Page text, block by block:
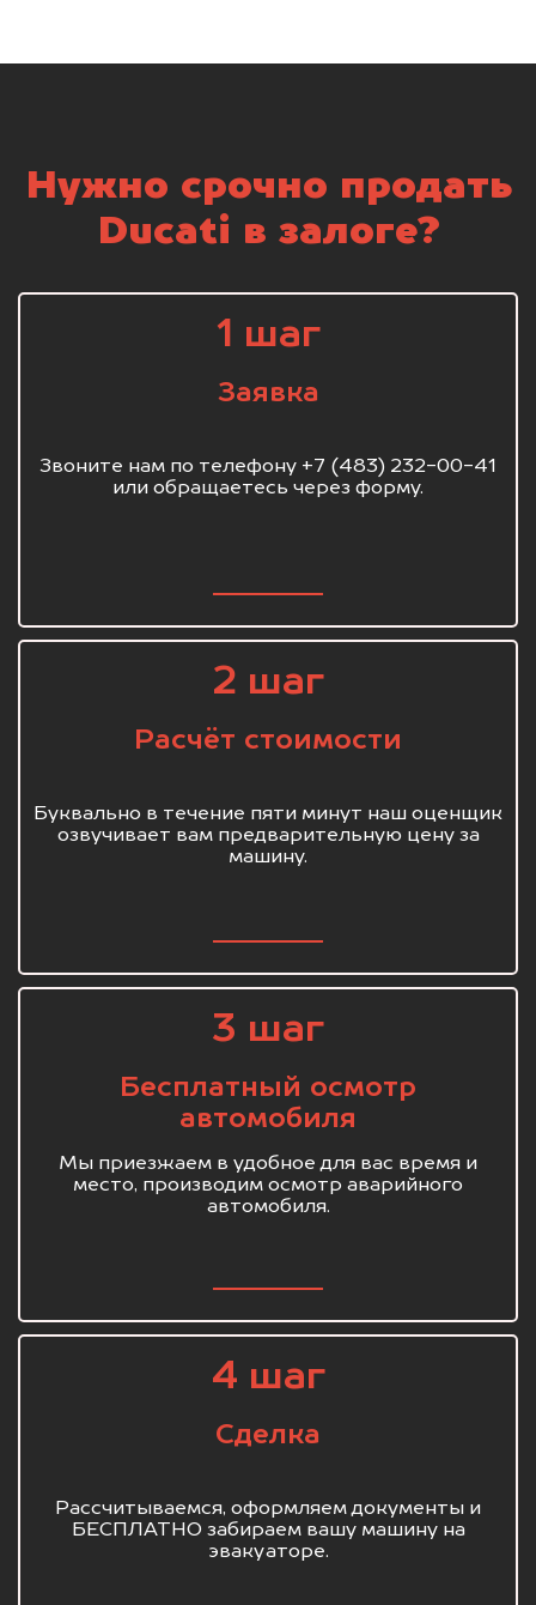
Нужно срочно продать
Ducati в залоге?
1 шаг
Заявка
Звоните нам по телефону +7 (483) 232-00-41
или обращаетесь через форму.
2 шаг
Расчёт стоимости
Буквально в течение пяти минут наш оценщик
озвучивает вам предварительную цену за
машину.
3 шаг
Бесплатный осмотр
автомобиля
Мы приезжаем в удобное для вас время и
место, производим осмотр аварийного
автомобиля.
4 шаг
Сделка
Рассчитываемся, оформляем документы и
БЕСПЛАТНО забираем вашу машину на
эвакуаторе.